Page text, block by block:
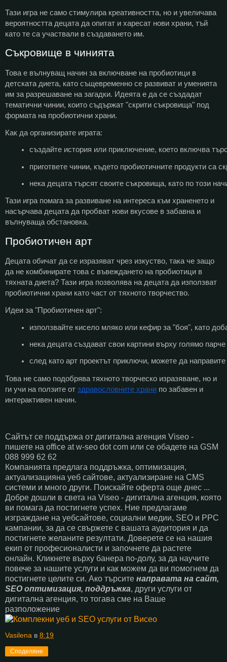
Тази игра не само стимулира креативността, но и увеличава
вероятността децата да опитат и харесат нови храни, тъй
като те са участвали в създаването им.
Съкровище в чинията
Това е вълнуващ начин за включване на пробиотици в
детската диета, като същевременно се развиват и уменията
им за разрешаване на загадки. Идеята е да се създадат
тематични чинии, които съдържат "скрити съкровища" под
формата на пробиотични храни.
Как да организирате играта:
създайте история или приключение, което включва
пригответе чинии, където пробиотичните продукти са
нека децата търсят своите съкровища, като по този
Тази игра помага за развиване на интереса към храненето и
насърчава децата да пробват нови вкусове в забавна и
вълнуваща обстановка.
Пробиотичен арт
Децата обичат да се изразяват чрез изкуство, така че защо
да не комбинирате това с въвеждането на пробиотици в
тяхната диета? Тази игра позволява на децата да използват
пробиотични храни като част от тяхното творчество.
Идеи за "Пробиотичен арт":
използвайте кисело мляко или кефир за "боя", като
нека децата създават свои картини върху голямо
след като арт проектът приключи, можете да
Това не само подобрява тяхното творческо изразяване, но и
ги учи на ползите от здравословните храни по забавен и
интерактивен начин.
Сайтът се поддържа от дигитална агенция Viseo -
пишете на office at w-seo dot com или се обадете на GSM
088 999 62 62
Компанията предлага поддръжка, оптимизация,
актуализацияна уеб сайтове, актуализиране на CMS
системи и много други. Поискайте оферта още днес ...
Добре дошли в света на Viseo - дигитална агенция, която
ви помага да постигнете успех. Ние предлагаме
изграждане на уебсайтове, социални медии, SEO и PPC
кампании, за да се свържете с вашата аудитория и да
постигнете желаните резултати. Доверете се на нашия
екип от професионалисти и започнете да растете
онлайн. Кликнете върху банера по-долу, за да научите
повече за нашите услуги и как можем да ви помогнем да
постигнете целите си. Ако търсите направата на сайт,
SEO оптимизация, поддръжка, други услуги от
дигитална агенция, то тогава сме на Ваше
разположение
Vasilena в 8:19
Споделяне